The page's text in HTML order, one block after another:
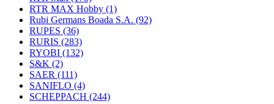
RTR MAX Hobby (1)
Rubi Germans Boada S.A. (92)
RUPES (36)
RURIS (283)
RYOBI (132)
S&K (2)
SAER (111)
SANIFLO (4)
SCHEPPACH (244)